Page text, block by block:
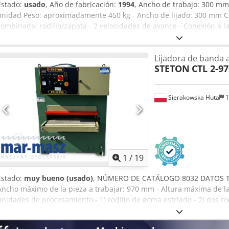
usado, Año de fabricación: 1994, Ancho de trabajo: 300
Peso: aproximadamente 450 kg - Ancho de lijado: 300 mm
rodillo/zapata - 2 velocidades de avance - Conexión a
1 / 19
Sierakowska Huta
Lijadora de banda
STETON CTL 2-
muy bueno (usado), NÚMERO DE CATÁLOGO 8032
máximo de la pieza a trabajar: 970 mm - Altura máxima de
de procesamiento - 1) rodillo de goma estriado - 2) dos
motor de la unidad I y II: 11 kW - Potencia total: 12 kW - Freno *
- Presor - Unidad de procesamiento - Rodillo metálico, de